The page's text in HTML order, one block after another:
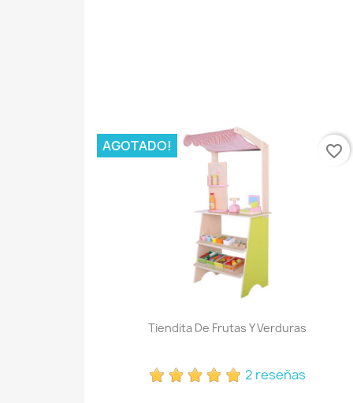
Tiendita De Frutas Y Verduras
2 reseñas
AGOTADO! favorite_border